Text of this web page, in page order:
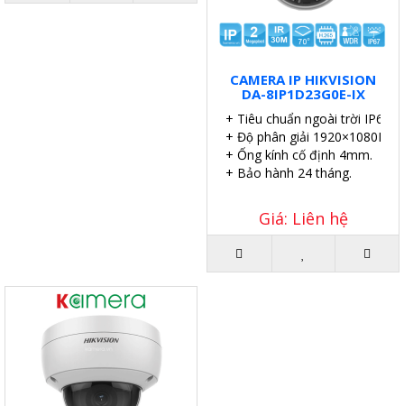
CAMERA IP HIKVISION
DA-8IP1D23G0E-IX
+ Tiêu chuẩn ngoài trời IP67.
+ Độ phân giải 1920×1080P.
+ Ống kính cố định 4mm.
+ Bảo hành 24 tháng.
Giá: Liên hệ